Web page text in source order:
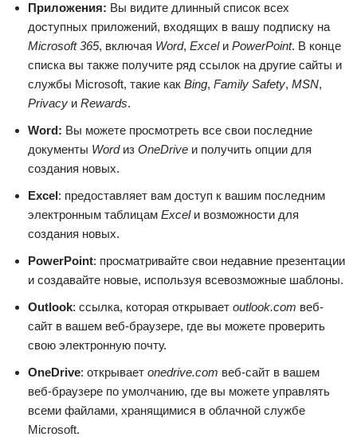
Приложения: Вы видите длинный список всех
доступных приложений, входящих в вашу подписку на
Microsoft 365, включая Word, Excelи PowerPoint. В конце
списка вы также получите ряд ссылок на другие сайты и
службы Microsoft, такие как Bing, Family Safety, MSN,
Privacy и Rewards.
Word: Вы можете просмотреть все свои последние
документы Wordиз OneDrive и получить опции для
создания новых.
Excel: предоставляет вам доступ к вашим последним
электронным таблицам Excelи возможности для
создания новых.
PowerPoint: просматривайте свои недавние презентации
и создавайте новые, используя всевозможные шаблоны.
Outlook: ссылка, которая открывает outlook.com веб-
сайт в вашем веб-браузере, где вы можете проверить
свою электронную почту.
OneDrive: открывает onedrive.com веб-сайт в вашем
веб-браузере по умолчанию, где вы можете управлять
всеми файлами, хранящимися в облачной службе
Microsoft.